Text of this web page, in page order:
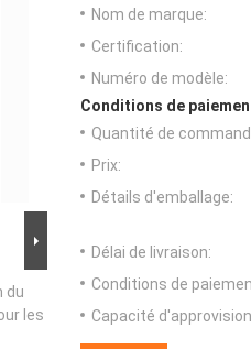
du
les
Nom de marque:
Certification:
Numéro de modèle:
Conditions de
Quantité de
Prix:
Détails d'emballage:
Délai de livraison:
Conditions de
Capacité